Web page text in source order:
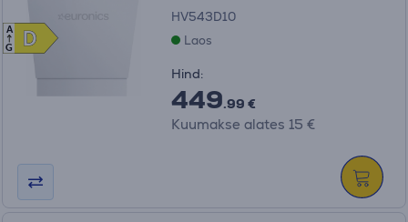
D
D
A
G
HV543D10
Laos
Hind:
449.99 €
Kuumakse alates 15 €